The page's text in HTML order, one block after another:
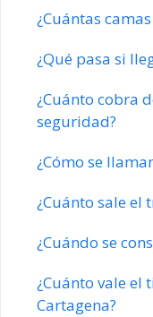
¿Cuántas
¿Qué pasa si
¿Cuánto cobra
seguridad?
¿Cómo se
¿Cuánto sale el
¿Cuándo se
¿Cuánto vale el
Cartagena?